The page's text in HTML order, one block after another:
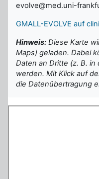
evolve@med.uni-
GMALL-EVOLVE auf
Hinweis: Diese Karte
Maps) geladen. Dabei
Daten an Dritte (z. B. in
werden. Mit Klick auf
die Datenübertragung